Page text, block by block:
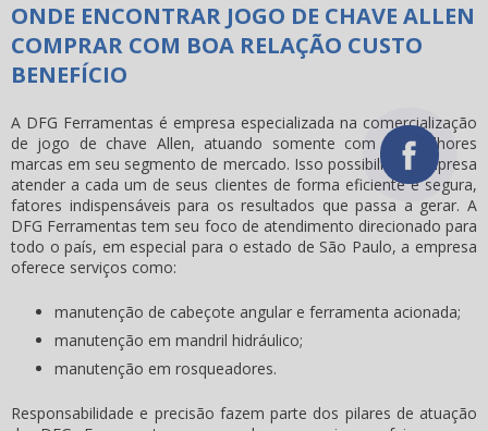
ONDE ENCONTRAR JOGO DE CHAVE ALLEN
COMPRAR COM BOA RELAÇÃO CUSTO
BENEFÍCIO
A DFG Ferramentas é empresa especializada na comercialização
de jogo de chave Allen, atuando somente com as melhores
marcas em seu segmento de mercado. Isso possibilita à empresa
atender a cada um de seus clientes de forma eficiente e segura,
fatores indispensáveis para os resultados que passa a gerar. A
DFG Ferramentas tem seu foco de atendimento direcionado para
todo o país, em especial para o estado de São Paulo, a empresa
oferece serviços como:
manutenção de cabeçote angular e ferramenta acionada;
manutenção em mandril hidráulico;
manutenção em rosqueadores.
Responsabilidade e precisão fazem parte dos pilares de atuação